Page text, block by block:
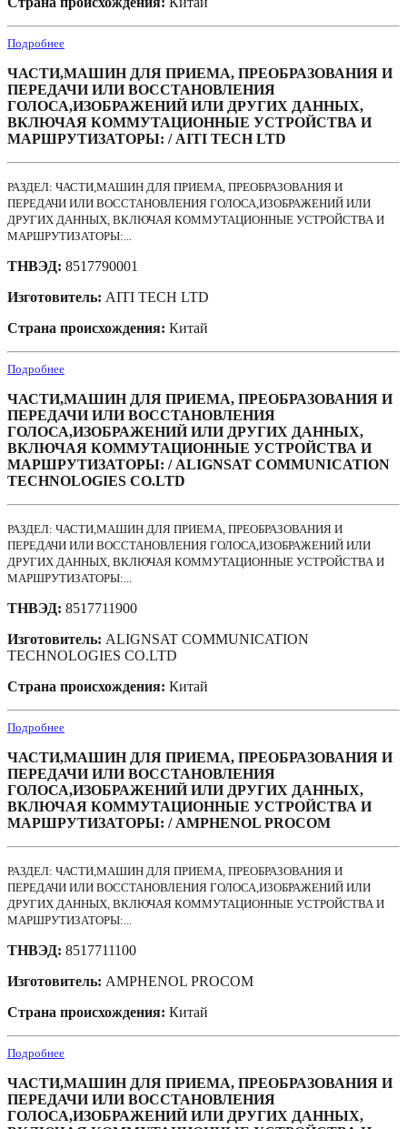
Подробнее
ЧАСТИ,МАШИН ДЛЯ ПРИЕМА, ПРЕОБРАЗОВАНИЯ И
ПЕРЕДАЧИ ИЛИ ВОССТАНОВЛЕНИЯ
ГОЛОСА,ИЗОБРАЖЕНИЙ ИЛИ ДРУГИХ ДАННЫХ,
ВКЛЮЧАЯ КОММУТАЦИОННЫЕ УСТРОЙСТВА И
МАРШРУТИЗАТОРЫ: / AITI TECH LTD
РАЗДЕЛ: ЧАСТИ,МАШИН ДЛЯ ПРИЕМА, ПРЕОБРАЗОВАНИЯ И
ПЕРЕДАЧИ ИЛИ ВОССТАНОВЛЕНИЯ ГОЛОСА,ИЗОБРАЖЕНИЙ ИЛИ
ДРУГИХ ДАННЫХ, ВКЛЮЧАЯ КОММУТАЦИОННЫЕ УСТРОЙСТВА И
МАРШРУТИЗАТОРЫ:...
ТНВЭД: 8517790001
Изготовитель: AITI TECH LTD
Страна происхождения: Китай
Подробнее
ЧАСТИ,МАШИН ДЛЯ ПРИЕМА, ПРЕОБРАЗОВАНИЯ И
ПЕРЕДАЧИ ИЛИ ВОССТАНОВЛЕНИЯ
ГОЛОСА,ИЗОБРАЖЕНИЙ ИЛИ ДРУГИХ ДАННЫХ,
ВКЛЮЧАЯ КОММУТАЦИОННЫЕ УСТРОЙСТВА И
МАРШРУТИЗАТОРЫ: / ALIGNSAT COMMUNICATION
TECHNOLOGIES CO.LTD
РАЗДЕЛ: ЧАСТИ,МАШИН ДЛЯ ПРИЕМА, ПРЕОБРАЗОВАНИЯ И
ПЕРЕДАЧИ ИЛИ ВОССТАНОВЛЕНИЯ ГОЛОСА,ИЗОБРАЖЕНИЙ ИЛИ
ДРУГИХ ДАННЫХ, ВКЛЮЧАЯ КОММУТАЦИОННЫЕ УСТРОЙСТВА И
МАРШРУТИЗАТОРЫ:...
ТНВЭД: 8517711900
Изготовитель: ALIGNSAT COMMUNICATION
TECHNOLOGIES CO.LTD
Страна происхождения: Китай
Подробнее
ЧАСТИ,МАШИН ДЛЯ ПРИЕМА, ПРЕОБРАЗОВАНИЯ И
ПЕРЕДАЧИ ИЛИ ВОССТАНОВЛЕНИЯ
ГОЛОСА,ИЗОБРАЖЕНИЙ ИЛИ ДРУГИХ ДАННЫХ,
ВКЛЮЧАЯ КОММУТАЦИОННЫЕ УСТРОЙСТВА И
МАРШРУТИЗАТОРЫ: / AMPHENOL PROCOM
РАЗДЕЛ: ЧАСТИ,МАШИН ДЛЯ ПРИЕМА, ПРЕОБРАЗОВАНИЯ И
ПЕРЕДАЧИ ИЛИ ВОССТАНОВЛЕНИЯ ГОЛОСА,ИЗОБРАЖЕНИЙ ИЛИ
ДРУГИХ ДАННЫХ, ВКЛЮЧАЯ КОММУТАЦИОННЫЕ УСТРОЙСТВА И
МАРШРУТИЗАТОРЫ:...
ТНВЭД: 8517711100
Изготовитель: AMPHENOL PROCOM
Страна происхождения: Китай
Подробнее
ЧАСТИ,МАШИН ДЛЯ ПРИЕМА, ПРЕОБРАЗОВАНИЯ И
ПЕРЕДАЧИ ИЛИ ВОССТАНОВЛЕНИЯ
ГОЛОСА,ИЗОБРАЖЕНИЙ ИЛИ ДРУГИХ ДАННЫХ,